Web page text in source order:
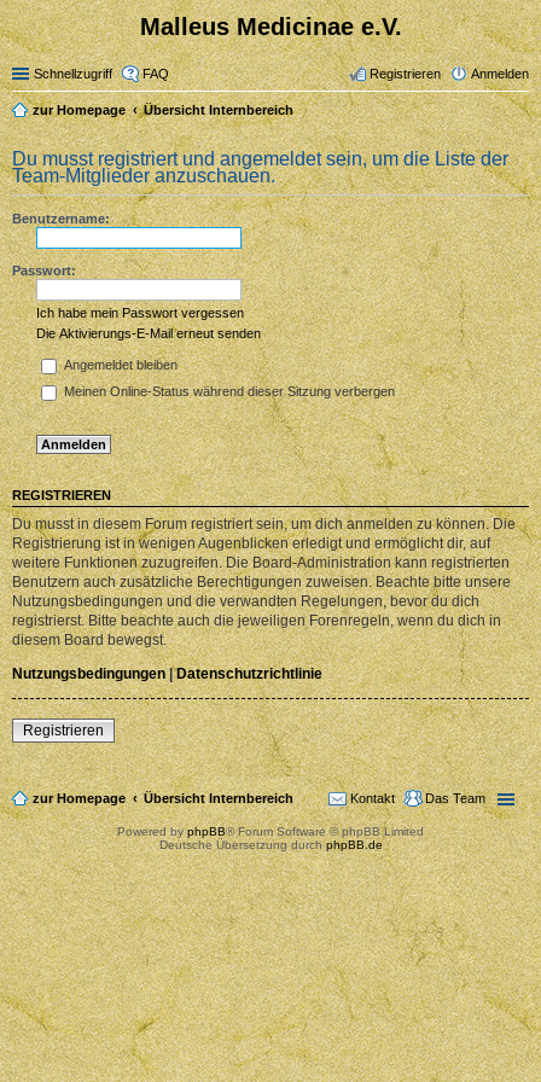
Malleus Medicinae e.V.
Schnellzugriff FAQ Anmelden
Registrieren
zur Homepage Übersicht Internbereich
Du musst registriert und angemeldet sein, um die Liste der
Team-Mitglieder anzuschauen.
Benutzername:
Passwort:
Ich habe mein Passwort vergessen
Die Aktivierungs-E-Mail erneut senden
Angemeldet bleiben
Meinen Online-Status während dieser Sitzung verbergen
REGISTRIEREN
Du musst in diesem Forum registriert sein, um dich anmelden zu können. Die
Registrierung ist in wenigen Augenblicken erledigt und ermöglicht dir, auf
weitere Funktionen zuzugreifen. Die Board-Administration kann registrierten
Benutzern auch zusätzliche Berechtigungen zuweisen. Beachte bitte unsere
Nutzungsbedingungen und die verwandten Regelungen, bevor du dich
registrierst. Bitte beachte auch die jeweiligen Forenregeln, wenn du dich in
diesem Board bewegst.
Nutzungsbedingungen|Datenschutzrichtlinie
Registrieren
zur Homepage Übersicht Internbereich Das Team
Kontakt
Powered byphpBB® Forum Software © phpBB Limited
Deutsche Übersetzung durchphpBB.de